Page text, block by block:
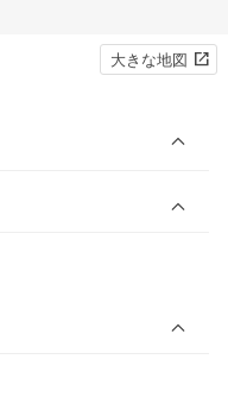
大きな地図